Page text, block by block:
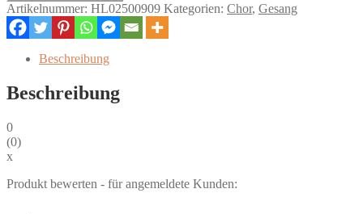
Artikelnummer: HL02500909 Kategorien: Chor, Gesang
Beschreibung
Beschreibung
0
(0)
x
Produkt bewerten - für angemeldete Kunden: